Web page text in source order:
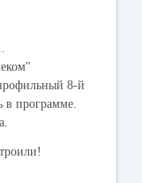
8-й
в программе.